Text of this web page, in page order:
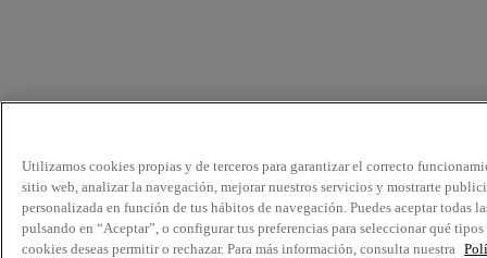
Utilizamos cookies propias y de terceros para garantizar el correcto
sitio web, analizar la navegación, mejorar nuestros servicios y mostrarte
personalizada en función de tus hábitos de navegación. Puedes aceptar todas
pulsando en “Aceptar”, o configurar tus preferencias para seleccionar qué tipos
cookies deseas permitir o rechazar. Para más información, consulta nuestra